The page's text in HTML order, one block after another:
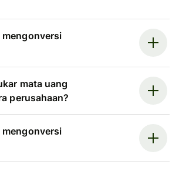
mengonversi
mata uang
perusahaan?
mengonversi